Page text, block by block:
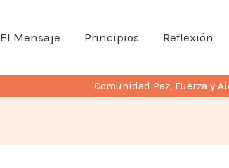
El Mensaje Principios Reflexión
Comunidad Paz, Fuerza y